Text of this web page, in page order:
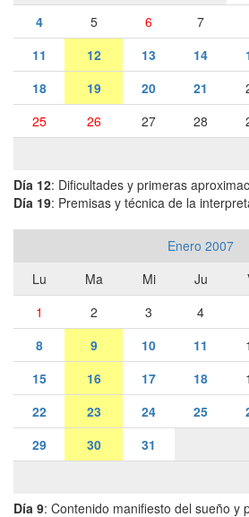
4
5 6 7
11
12 13 14
18
19 20 21
25
26 27 28
Día 12: Dificultades y primeras
Día 19: Premisas y técnica de la
Enero 2007
Lu
Ma Mi Ju
1
2 3 4
8
9 10 11
15
16 17 18
22
23 24 25
29
30 31
Día 9: Contenido manifiesto del sueño y